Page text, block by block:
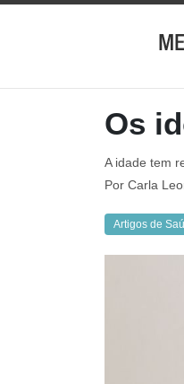
Os
A idade tem
Por Carla
Artigos de